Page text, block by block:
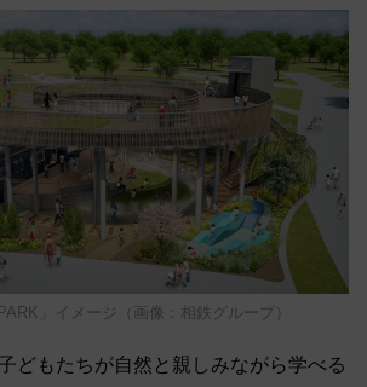
」イメージ（画像：相鉄グループ）
どもたちが自然と親しみながら学べる